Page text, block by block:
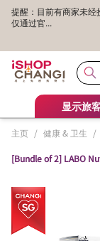
提醒：目前有商家未
仅通过官...
显示旅
主页 / 健康 & 卫生 /
[Bundle of 2] LABO